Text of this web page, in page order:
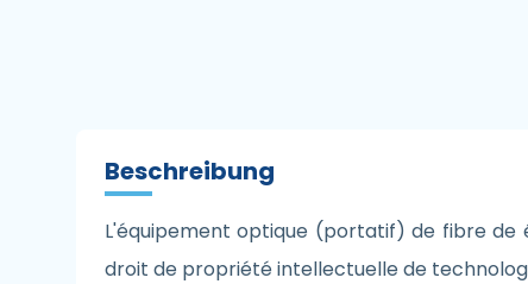
Beschreibung
L'équipement optique (portatif) de fibre de
droit de propriété intellectuelle de